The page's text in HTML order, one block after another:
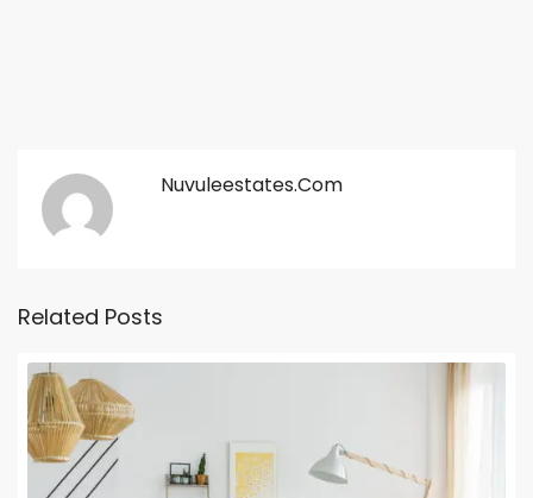
Nuvuleestates.com
Related Posts